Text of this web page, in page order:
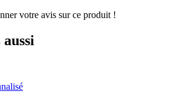
votre avis sur ce produit !